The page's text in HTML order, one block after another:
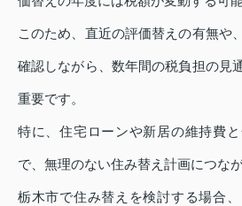
このため、直近の評価替えの有無や
確認しながら、数年間の税負担の見
重要です。
特に、住宅ローンや新居の維持費
で、無理のない住み替え計画につなが
栃木市で住み替えを検討する場合